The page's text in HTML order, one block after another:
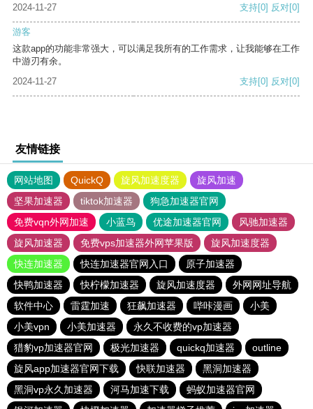
2024-11-27 支持[0] 反对[0]
游客
这款app的功能非常强大，可以满足我所有的工作需求，让我能够在工作
中游刃有余。
2024-11-27
支持[0] 反对[0]
友情链接
网站地图 QuickQ 旋风加速度器
旋风加速
坚果加速器
tiktok加速器
狗急加速器官网
免费vqn外网加速
小蓝鸟 优途加速器官网
风驰加速器
旋风加速器
免费vps加速器外网苹果版
旋风加速度器
快连加速器
快连加速器官网入口
原子加速器
快鸭加速器
快柠檬加速器 旋风加速度器
外网网址导航
软件中心
雷霆加速 狂飙加速器 哔咔漫画
小美
小美vpn
小美加速器
永久不收费的vp加速器
猎豹vp加速器官网
极光加速器 quickq加速器
outline
旋风app加速器官网下载
快联加速器
黑洞加速器
黑洞vp永久加速器
河马加速下载
蚂蚁加速器官网